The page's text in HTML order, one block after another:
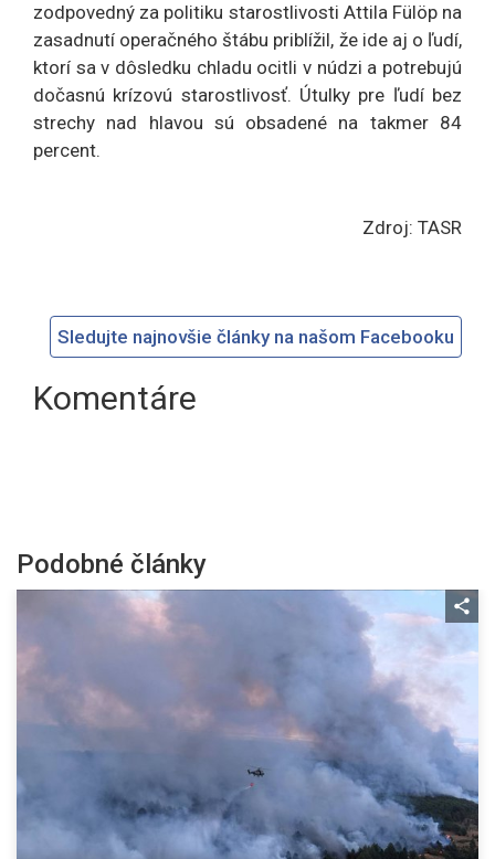
zodpovedný za politiku starostlivosti Attila Fülöp na
zasadnutí operačného štábu priblížil, že ide aj o ľudí,
ktorí sa v dôsledku chladu ocitli v núdzi a potrebujú
dočasnú krízovú starostlivosť. Útulky pre ľudí bez
strechy nad hlavou sú obsadené na takmer 84
percent.
Zdroj: TASR
Sledujte najnovšie články na našom Facebooku
Komentáre
Podobné články